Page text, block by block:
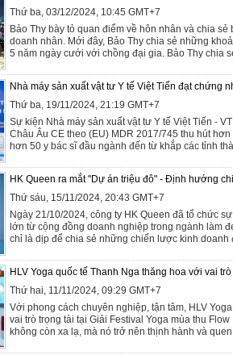
Thứ ba, 03/12/2024, 10:45 GMT+7
Bảo Thy bày tỏ quan điểm về hôn nhân và chia
doanh nhân. Mới đây, Bảo Thy chia sẻ những
5 năm ngày cưới với chồng đại gia. Bảo Thy chia
Nhà máy sản xuất vật tư Y tế Việt Tiến đạt chứng
Thứ ba, 19/11/2024, 21:19 GMT+7
Sự kiện Nhà máy sản xuất vật tư Y tế Việt Tiến -
Châu Âu CE theo (EU) MDR 2017/745 thu hút
hơn 50 y bác sĩ đầu ngành đến từ khắp các tỉnh
HK Queen ra mắt "Dự án triệu đô" - Định hướng
Thứ sáu, 15/11/2024, 20:43 GMT+7
Ngày 21/10/2024, công ty HK Queen đã tổ chức
lớn từ cộng đồng doanh nghiệp trong ngành làm
chỉ là dịp để chia sẻ những chiến lược kinh doanh
HLV Yoga quốc tế Thanh Nga thăng hoa với vai
Thứ hai, 11/11/2024, 09:29 GMT+7
Với phong cách chuyên nghiệp, tận tâm, HLV
vai trò trọng tài tại Giải Festival Yoga mùa thu
không còn xa lạ, mà nó trở nên thịnh hành và